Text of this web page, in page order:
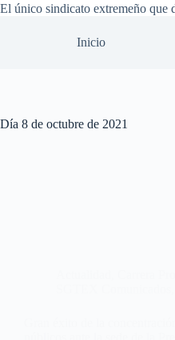
El único sindicato extremeño que
Inicio
Día 8 de octubre de 2021